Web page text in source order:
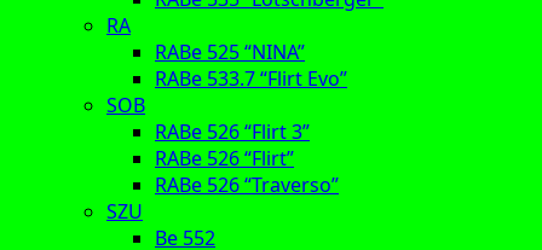
RA
RABe 525 “NINA”
RABe 533.7 “Flirt Evo”
SOB
RABe 526 “Flirt 3”
RABe 526 “Flirt”
RABe 526 “Traverso”
SZU
Be 552